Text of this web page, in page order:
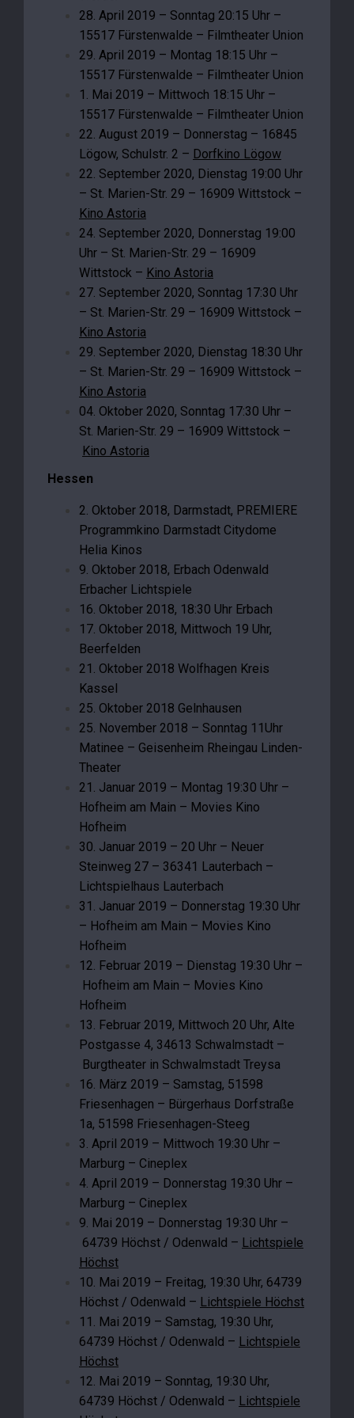
28. April 2019 – Sonntag 20:15 Uhr –
15517 Fürstenwalde – Filmtheater Union
29. April 2019 – Montag 18:15 Uhr –
15517 Fürstenwalde – Filmtheater Union
1. Mai 2019 – Mittwoch 18:15 Uhr –
15517 Fürstenwalde – Filmtheater Union
22. August 2019 – Donnerstag – 16845
Lögow, Schulstr. 2 – Dorfkino Lögow
22. September 2020, Dienstag 19:00 Uhr
– St. Marien-Str. 29 – 16909 Wittstock –
Kino Astoria
24. September 2020, Donnerstag 19:00
Uhr – St. Marien-Str. 29 – 16909
Wittstock – Kino Astoria
27. September 2020, Sonntag 17:30 Uhr
– St. Marien-Str. 29 – 16909 Wittstock –
Kino Astoria
29. September 2020, Dienstag 18:30 Uhr
– St. Marien-Str. 29 – 16909 Wittstock –
Kino Astoria
04. Oktober 2020, Sonntag 17:30 Uhr –
St. Marien-Str. 29 – 16909 Wittstock –
Kino Astoria
Hessen
2. Oktober 2018, Darmstadt, PREMIERE
Programmkino Darmstadt Citydome
Helia Kinos
9. Oktober 2018, Erbach Odenwald
Erbacher Lichtspiele
16. Oktober 2018, 18:30 Uhr Erbach
17. Oktober 2018, Mittwoch 19 Uhr,
Beerfelden
21. Oktober 2018 Wolfhagen Kreis
Kassel
25. Oktober 2018 Gelnhausen
25. November 2018 – Sonntag 11Uhr
Matinee – Geisenheim Rheingau Linden-
Theater
21. Januar 2019 – Montag 19:30 Uhr –
Hofheim am Main – Movies Kino
Hofheim
30. Januar 2019 – 20 Uhr – Neuer
Steinweg 27 – 36341 Lauterbach –
Lichtspielhaus Lauterbach
31. Januar 2019 – Donnerstag 19:30 Uhr
– Hofheim am Main – Movies Kino
Hofheim
12. Februar 2019 – Dienstag 19:30 Uhr –
Hofheim am Main – Movies Kino
Hofheim
13. Februar 2019, Mittwoch 20 Uhr, Alte
Postgasse 4, 34613 Schwalmstadt –
Burgtheater in Schwalmstadt Treysa
16. März 2019 – Samstag, 51598
Friesenhagen – Bürgerhaus Dorfstraße
1a, 51598 Friesenhagen-Steeg
3. April 2019 – Mittwoch 19:30 Uhr –
Marburg – Cineplex
4. April 2019 – Donnerstag 19:30 Uhr –
Marburg – Cineplex
9. Mai 2019 – Donnerstag 19:30 Uhr –
64739 Höchst / Odenwald – Lichtspiele
Höchst
10. Mai 2019 – Freitag, 19:30 Uhr, 64739
Höchst / Odenwald – Lichtspiele Höchst
11. Mai 2019 – Samstag, 19:30 Uhr,
64739 Höchst / Odenwald – Lichtspiele
Höchst
12. Mai 2019 – Sonntag, 19:30 Uhr,
64739 Höchst / Odenwald – Lichtspiele